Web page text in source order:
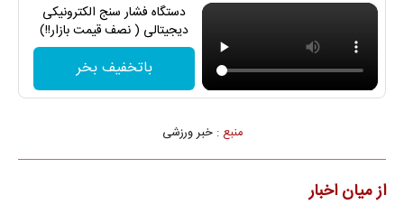
دستگاه فشار سنج الکترونیکی
دیجیتالی ( نصف قیمت بازار!!)
باتخفیف بخر
منبع :خبر ورزشی
از میان اخبار